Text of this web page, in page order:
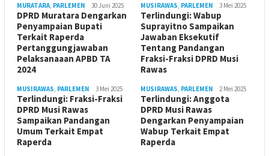
MURATARA, PARLEMEN 30 Juni 2025
DPRD Muratara Dengarkan
Penyampaian Bupati
Terkait Raperda
Pertanggungjawaban
Pelaksanaaan APBD TA
2024
MUSIRAWAS, PARLEMEN 3 Mei 2025
Terlindungi: Wabup
Suprayitno Sampaikan
Jawaban Eksekutif
Tentang Pandangan
Fraksi-Fraksi DPRD Musi
Rawas
MUSIRAWAS, PARLEMEN 3 Mei 2025
Terlindungi: Fraksi-Fraksi
DPRD Musi Rawas
Sampaikan Pandangan
Umum Terkait Empat
Raperda
MUSIRAWAS, PARLEMEN 2 Mei 2025
Terlindungi: Anggota
DPRD Musi Rawas
Dengarkan Penyampaian
Wabup Terkait Empat
Raperda